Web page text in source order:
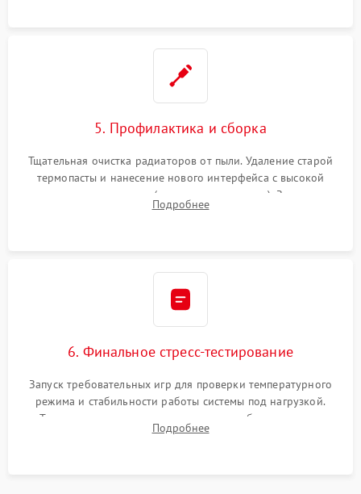
5. Профилактика и сборка
Тщательная очистка радиаторов от пыли. Удаление старой
термопасты и нанесение нового интерфейса с высокой
теплопроводностью (или жидкого металла). Замена
термопрокладок. Аккуратная сборка консоли и подключение
Подробнее
6. Финальное стресс-тестирование
Запуск требовательных игр для проверки температурного
режима и стабильности работы системы под нагрузкой.
Тестирование привода, синхронизации беспроводных
геймпадов, выхода в сеть и выдачи изображения без
Подробнее